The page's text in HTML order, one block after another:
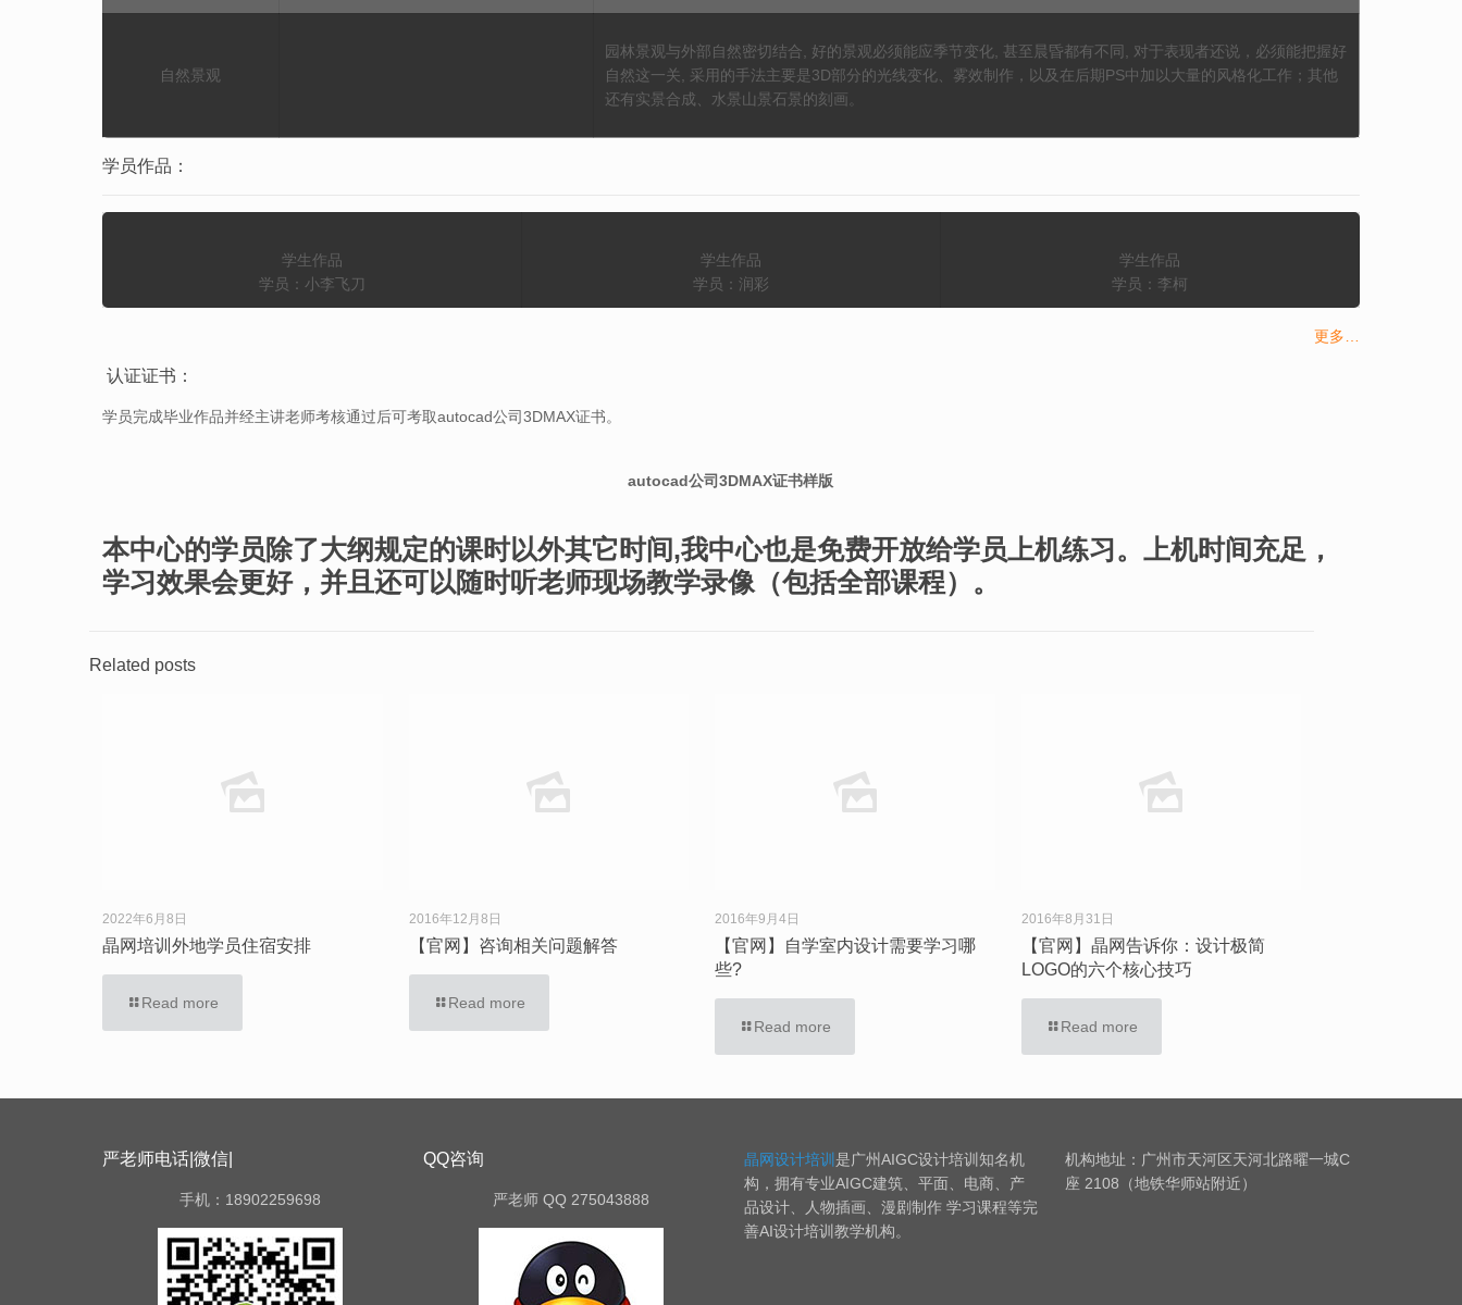
自然景观
园林景观与外部自然密切结合, 好的景观必须能应季节变化, 甚至晨昏都有不同, 对于表现者还说，必须能把握好
自然这一关, 采用的手法主要是3D部分的光线变化、雾效制作，以及在后期PS中加以大量的风格化工作；其他
还有实景合成、水景山景石景的刻画。
学员作品：
学生作品
学员：小李飞刀
学生作品
学员：润彩
学生作品
学员：李柯
更多…
认证证书：
学员完成毕业作品并经主讲老师考核通过后可考取autocad公司3DMAX证书。
autocad公司3DMAX证书样版
本中心的学员除了大纲规定的课时以外其它时间,我中心也是免费开放给学员上机练习。上机时间充足，
学习效果会更好，并且还可以随时听老师现场教学录像（包括全部课程）。
Related posts
2022年6月8日
晶网培训外地学员住宿安排
Read more
2016年12月8日
【官网】咨询相关问题解答
Read more
2016年9月4日
【官网】自学室内设计需要学习哪
些?
Read more
2016年8月31日
【官网】晶网告诉你：设计极简
LOGO的六个核心技巧
Read more
严老师电话|微信|
手机：18902259698
QQ咨询
严老师 QQ 275043888
晶网设计培训 是广州AIGC设计培训知名机
构，拥有专业AIGC建筑、平面、电商、产
品设计、人物插画、漫剧制作 学习课程等完
善AI设计培训教学机构。
机构地址：广州市天河区天河北路曜一城C
座 2108（地铁华师站附近）